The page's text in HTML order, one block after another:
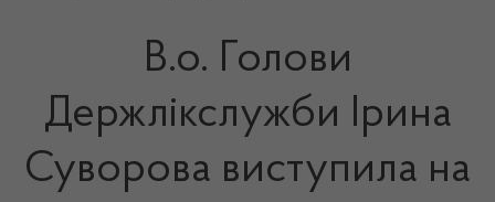
В.о. Голови
Держлікслужби Ірина
Суворова виступила на